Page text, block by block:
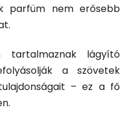
parfüm nem erősebb
lágyító
a szövetek
– ez a fő